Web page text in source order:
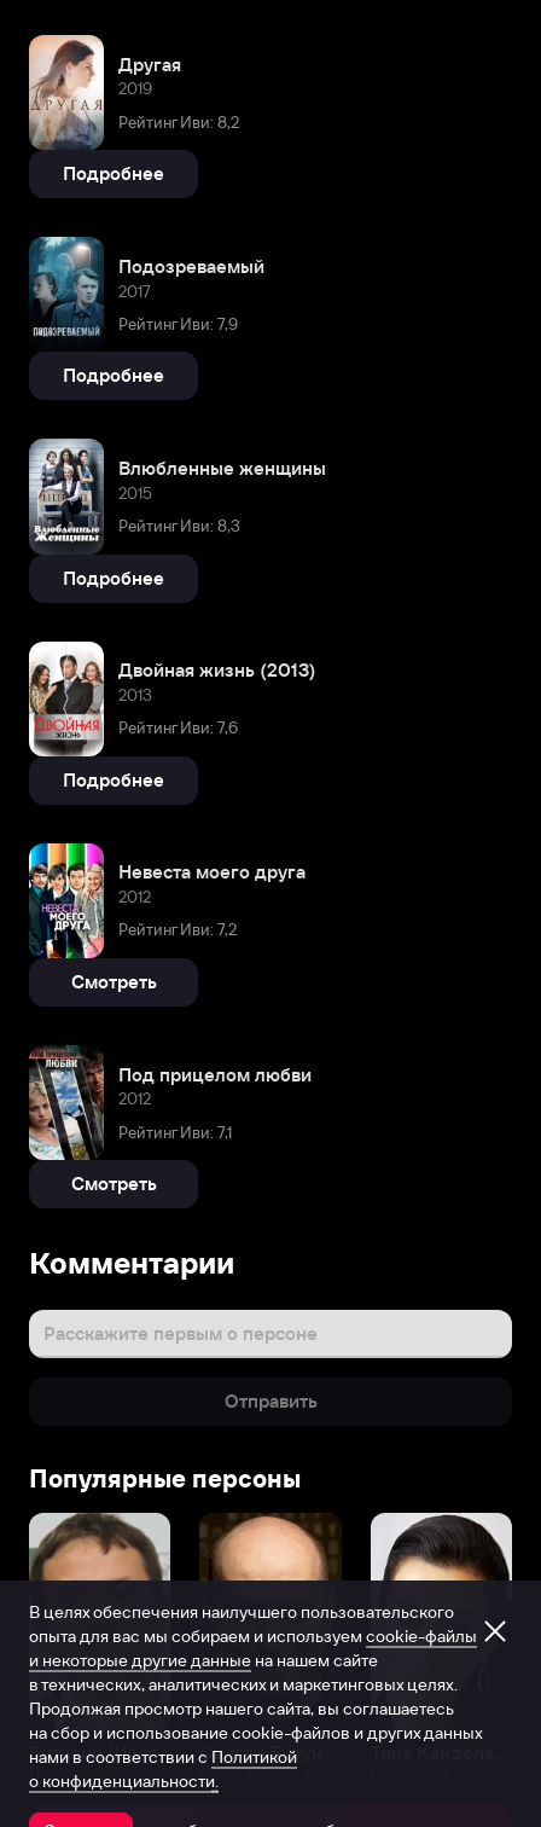
Другая
2019
Рейтинг Иви: 8,2
Подробнее
Подозреваемый
2017
Рейтинг Иви: 7,9
Подробнее
Влюбленные женщины
2015
Рейтинг Иви: 8,3
Подробнее
Двойная жизнь (2013)
2013
Рейтинг Иви: 7,6
Подробнее
Невеста моего друга
2012
Рейтинг Иви: 7,2
Смотреть
Под прицелом любви
2012
Рейтинг Иви: 7,1
Смотреть
Комментарии
Расскажите первым о персоне
Отправить
Популярные персоны
Виталий Шляппо
Продюсер Актёр дубляжа
В целях обеспечения наилучшего пользовательского
опыта для вас мы собираем и используем cookie-файлы
и некоторые другие данные на нашем сайте
в технических, аналитических и маркетинговых целях.
Продолжая просмотр нашего сайта, вы соглашаетесь
на сбор и использование cookie-файлов и других данных
нами в соответствии с Политикой
о конфиденциальности.